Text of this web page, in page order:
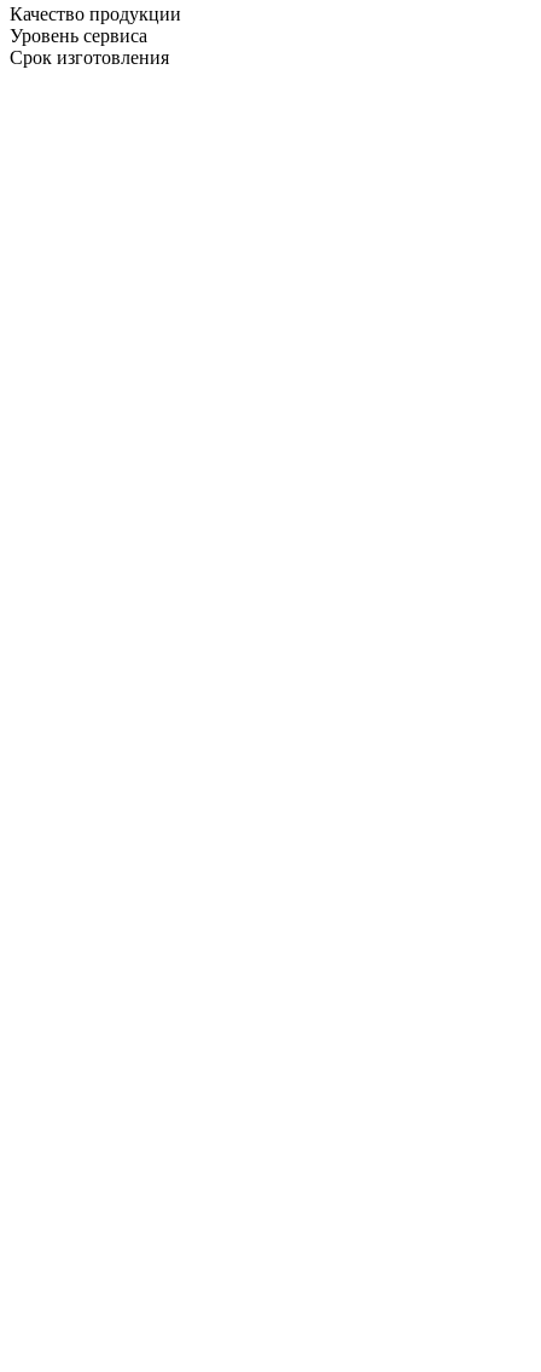
Качество продукции
Уровень сервиса
Срок изготовления